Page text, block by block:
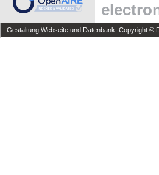
Gestaltung Webseite und Datenbank: Copyright ©